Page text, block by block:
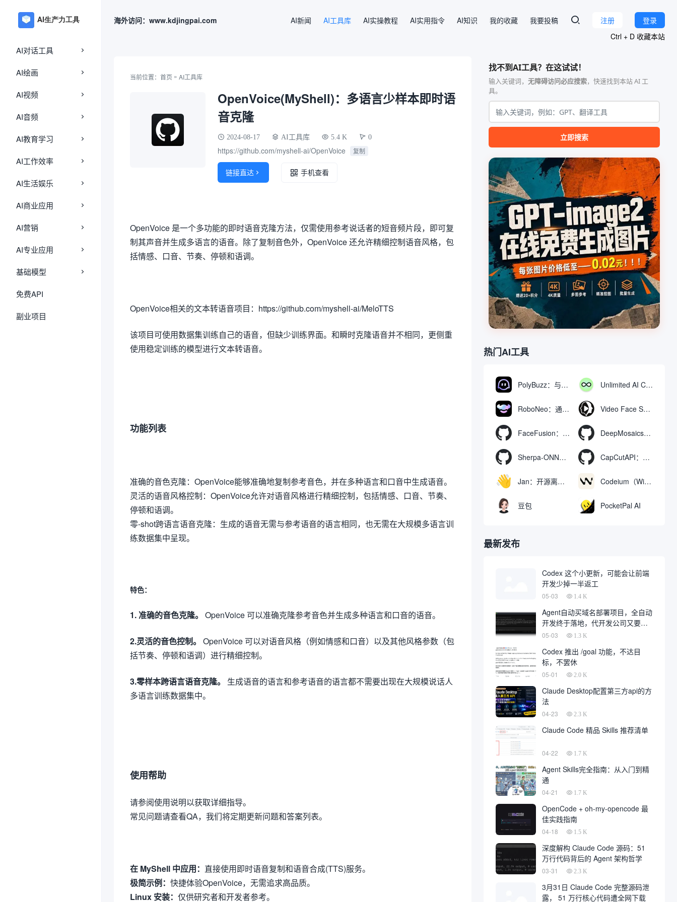
AI对话工具
AI绘画
AI视频
AI音频
AI教育学习
AI工作效率
AI生活娱乐
AI商业应用
AI营销
AI专业应用
基础模型
免费API
副业项目
海外访问：www.kdjingpai.com 登录
注册
AI新闻 AI工具库 AI实操教程 AI实用指令 AI知识 我的收藏
我要投稿
Ctrl + D 收藏本站
当前位置： 首页 » AI工具库
OpenVoice(MyShell)：多语言少样本即时语
音克隆
2024-08-17 AI工具库 5.4 K 0
https://github.com/myshell-ai/OpenVoice 复制
链接直达  手机查看
OpenVoice 是一个多功能的即时语音克隆方法，仅需使用参考说话者的短音频片段，即可复
制其声音并生成多语言的语音。除了复制音色外，OpenVoice 还允许精细控制语音风格，包
括情感、口音、节奏、停顿和语调。
OpenVoice相关的文本转语音项目：https://github.com/myshell-ai/MeloTTS
该项目可使用数据集训练自己的语音，但缺少训练界面。和瞬时克隆语音并不相同，更侧重
使用稳定训练的模型进行文本转语音。
功能列表
准确的音色克隆：OpenVoice能够准确地复制参考音色，并在多种语言和口音中生成语音。
灵活的语音风格控制：OpenVoice允许对语音风格进行精细控制，包括情感、口音、节奏、
停顿和语调。
零-shot跨语言语音克隆：生成的语音无需与参考语音的语言相同，也无需在大规模多语言训
练数据集中呈现。
特色：
1. 准确的音色克隆。 OpenVoice 可以准确克隆参考音色并生成多种语言和口音的语音。
2.灵活的音色控制。 OpenVoice 可以对语音风格（例如情感和口音）以及其他风格参数（包
括节奏、停顿和语调）进行精细控制。
3.零样本跨语言语音克隆。
生成语音的语言和参考语音的语言都不需要出现在大规模说话人
多语言训练数据集中。
使用帮助
请参阅使用说明以获取详细指导。
常见问题请查看QA，我们将定期更新问题和答案列表。
在 MyShell 中应用： 直接使用即时语音复制和语音合成(TTS)服务。
极简示例： 快捷体验OpenVoice，无需追求高品质。
Linux 安装： 仅供研究者和开发者参考。
找不到AI工具？在这试试！
输入关键词， 无障碍访问必应搜索，快速找到本站 AI 工
具。
立即搜索
热门AI工具
PolyBuzz：与AI角色互动的免费聊天与角色扮演平台 Unlimited AI Chat：免费无限制的AI聊天工具
RoboNeo：通过聊天生成和编辑视频与图像的AI工具 Video Face Swap
FaceFusion：视频换脸增强工具|语音同步视频嘴型动作 DeepMosaics：自动去除图像和视频中的马赛克，或向其添加马赛克
Sherpa-ONNX：使用ONNXRuntime实现离线语音识别和合成 CapCutAPI：自动化控制CapCut视频剪辑的开源工具
Jan：开源离线AI助手，ChatGPT 替代品，运行本地AI模型或连接云端AI Codeium（Windsurf Editor）：免费的AI代码补全与聊天工具，Windsurf以对话方式编写完整项目代码
豆包 PocketPal AI
最新发布
Codex 这个小更新，可能会让前端
开发少掉一半返工
05-03 1.4 K
Agent自动买域名部署项目，全自动
开发终于落地，代开发公司又要倒
一大片
05-03 1.3 K
Codex 推出 /goal 功能，不达目
标，不罢休
05-01 2.0 K
Claude Desktop配置第三方api的方
法
04-23 2.3 K
Claude Code 精品 Skills 推荐清单
04-22 1.7 K
Agent Skills完全指南：从入门到精
通
04-21 1.7 K
OpenCode + oh-my-opencode 最
佳实践指南
04-18 1.5 K
深度解构 Claude Code 源码：51
万行代码背后的 Agent 架构哲学
03-31 2.3 K
3月31日 Claude Code 完整源码泄
露， 51 万行核心代码遭全网下载